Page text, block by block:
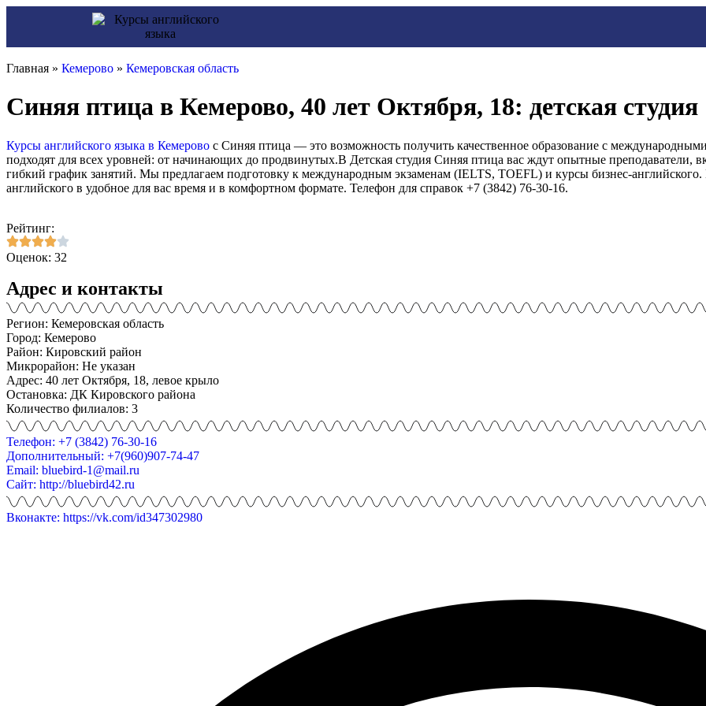
Главная » Кемерово » Кемеровская область
Синяя птица в Кемерово, 40 лет Октября, 18: детская студия
Курсы английского языка в Кемерово с Синяя птица — это возможность получить качественное образование с
подходят для всех уровней: от начинающих до продвинутых.В Детская студия Синяя птица вас ждут опытные преподаватели,
гибкий график занятий. Мы предлагаем подготовку к международным экзаменам (IELTS, TOEFL) и курсы бизнес-
английского в удобное для вас время и в комфортном формате. Телефон для справок +7 (3842) 76-30-16.
Рейтинг:
Оценок: 32
Адрес и контакты
Регион: Кемеровская область
Город: Кемерово
Район: Кировский район
Микрорайон: Не указан
Адрес: 40 лет Октября, 18, левое крыло
Остановка: ДК Кировского района
Количество филиалов: 3
Телефон: +7 (3842) 76-30-16
Дополнительный: +7(960)907-74-47
Email: bluebird-1@mail.ru
Сайт: http://bluebird42.ru
Вконакте: https://vk.com/id347302980